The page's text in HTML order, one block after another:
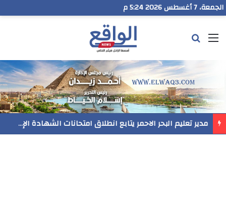
الجمعة، 7 أغسطس 2026 5:24 م
القائمة
مدير تعليم البحر الاحمر يتابع انطلاق امتحانات الشهادة الإعدادية ويؤكد: الانضباط